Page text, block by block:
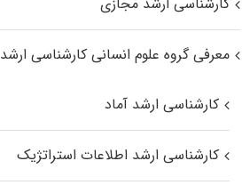
معرفی گروه علوم انسانی کارشناسی ارشد
کارشناسی ارشد آماد
کارشناسی ارشد اطلاعات استراتژیک